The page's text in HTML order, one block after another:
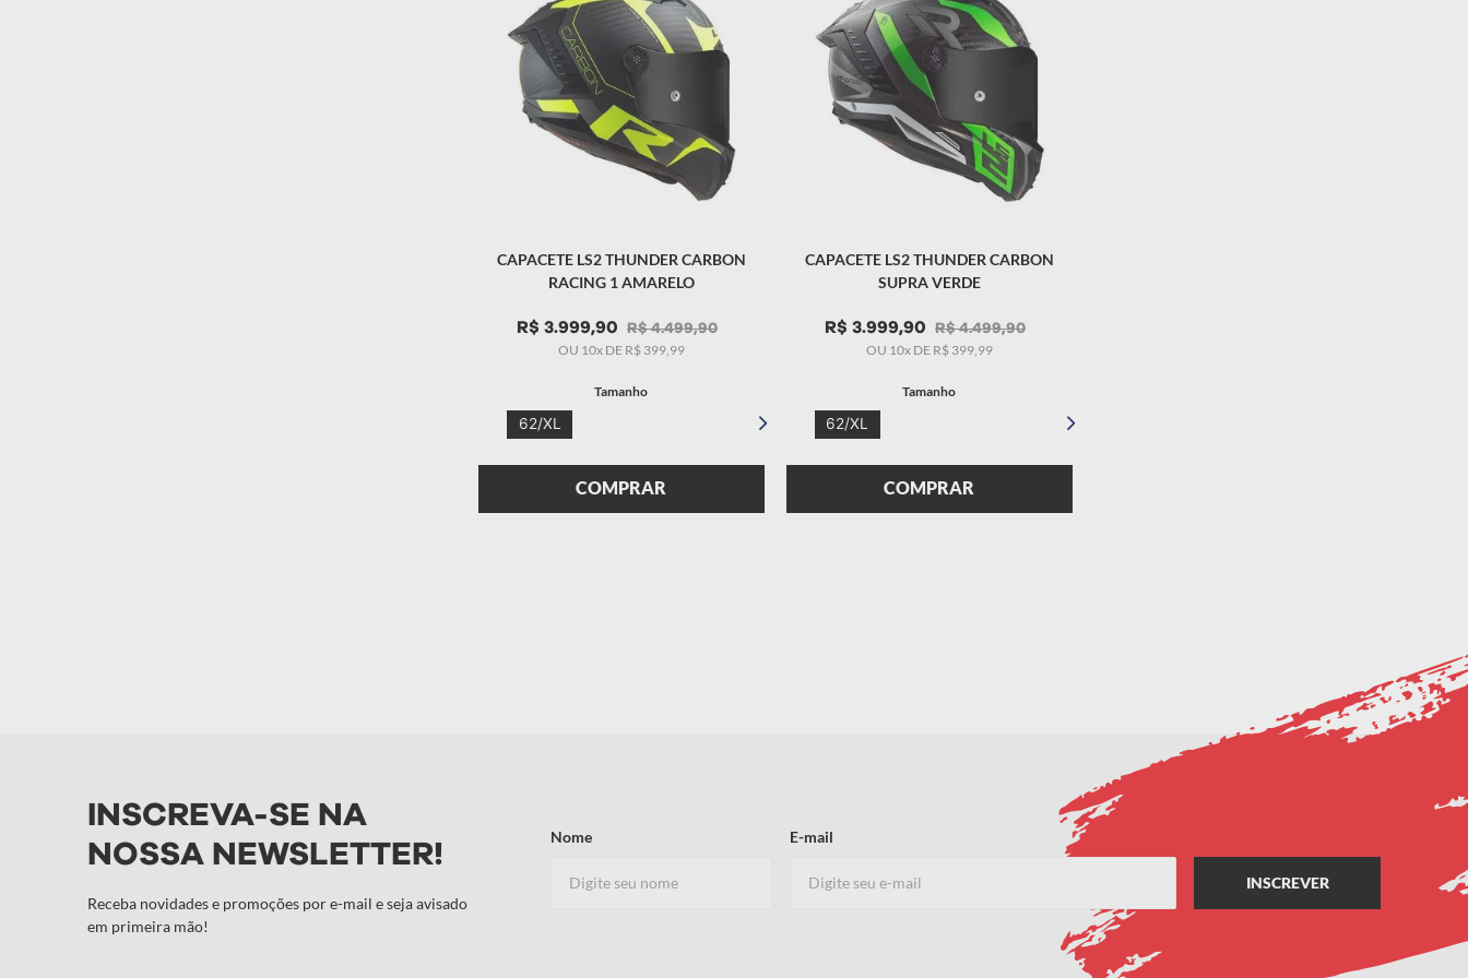
CAPACETE LS2 THUNDER CARBON
RACING 1 AMARELO
R$ 3.999,90 R$ 4.499,90
OU 10x DE R$ 399, 99
Tamanho
62/XL
COMPRAR
CAPACETE LS2 THUNDER CARBON
SUPRA VERDE
R$ 3.999,90 R$ 4.499,90
OU 10x DE R$ 399, 99
Tamanho
62/XL
COMPRAR
INSCREVA-SE NA
NOSSA NEWSLETTER!
Receba novidades e promoções por e-mail e seja avisado
em primeira mão!
Nome E-mail